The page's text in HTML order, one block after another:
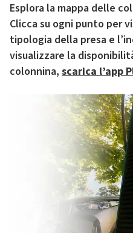
Esplora la mappa delle
Clicca su ogni punto per
tipologia della presa e
visualizzare la
colonnina, scarica l’app